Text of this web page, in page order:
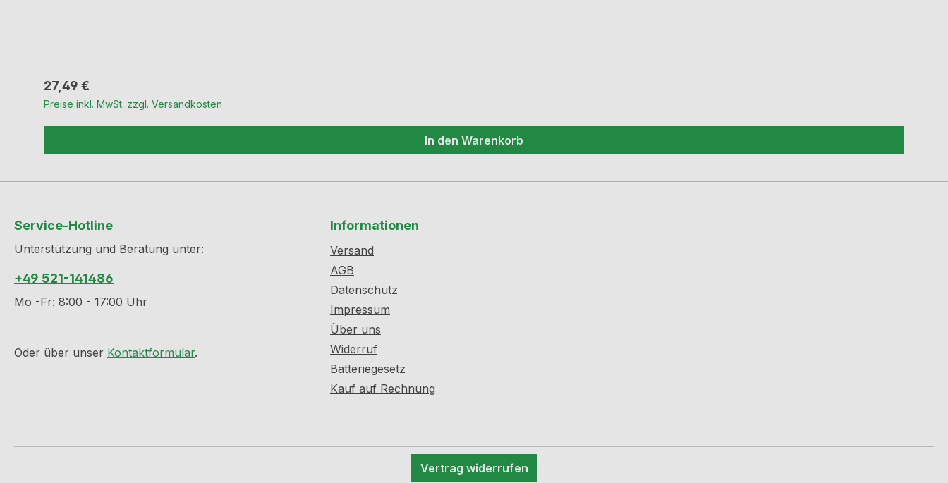
Regulärer Preis:
27,49 €
Preise inkl. MwSt. zzgl. Versandkosten
In den Warenkorb
Service-Hotline
Unterstützung und Beratung unter:
+49 521-141486
Mo -Fr: 8:00 - 17:00 Uhr
Oder über unser Kontaktformular.
Informationen
Versand
AGB
Datenschutz
Impressum
Über uns
Widerruf
Batteriegesetz
Kauf auf Rechnung
Vertrag widerrufen